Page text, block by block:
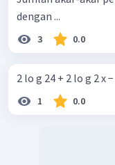
dengan ...
3 0.0
2 lo g 24 + 2 lo g 2 x
1 0.0